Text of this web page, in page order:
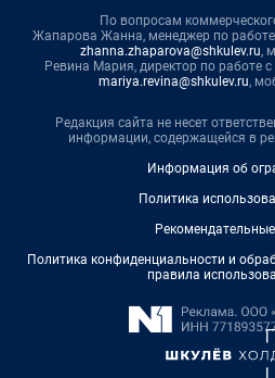
По вопросам
Жапарова Жанна, менеджер по
zhanna.zhaparova@shkulev.ru,
Ревина Мария, директор по работе
mariya.revina@shkulev.ru,
Редакция сайта не несет
информации, содержащейся в
Информация об
Политика
Политика конфиденциальности и
правила